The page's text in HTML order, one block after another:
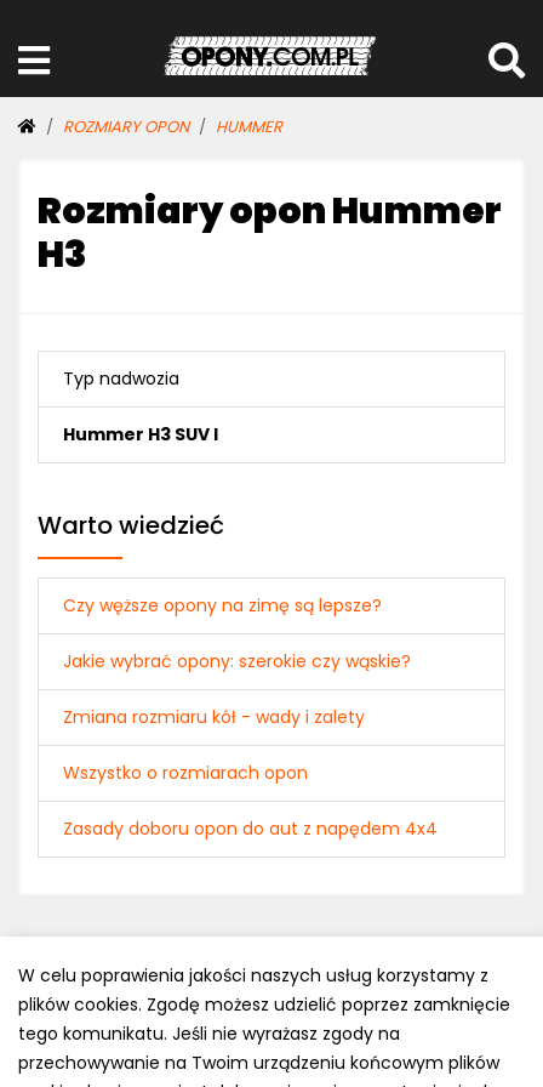
ROZMIARY OPON HUMMER
Rozmiary opon Hummer
H3
Typ nadwozia
Hummer H3 SUV I
Warto wiedzieć
Czy węższe opony na zimę są lepsze?
Jakie wybrać opony: szerokie czy wąskie?
Zmiana rozmiaru kół - wady i zalety
Wszystko o rozmiarach opon
Zasady doboru opon do aut z napędem 4x4
Polityka prywatności
e-mail: kontakt@opony.com.pl
W celu poprawienia jakości naszych usług korzystamy z
plików cookies. Zgodę możesz udzielić poprzez zamknięcie
tego komunikatu. Jeśli nie wyrażasz zgody na
przechowywanie na Twoim urządzeniu końcowym plików